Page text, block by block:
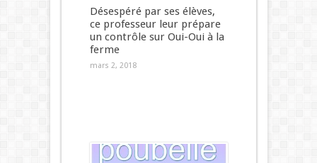
Désespéré par ses élèves,
ce professeur leur prépare
un contrôle sur Oui-Oui à la
ferme
mars 2, 2018